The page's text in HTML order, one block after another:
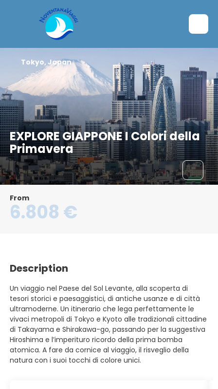
EXPLORE GIAPPONE I Colori della
Primavera
Tokyo, Japan
From
6.808 €
Description
Un viaggio nel Paese del Sol Levante, alla scoperta di
tesori storici e paesaggistici, di antiche usanze e di città
ultramoderne. Un itinerario che lega perfettamente le
vivaci metropoli di Tokyo e Kyoto alle tradizionali cittadine
di Takayama e Shirakawa-go, passando per la suggestiva
Hiroshima e l’imperituro ricordo della prima bomba
atomica. A fare da cornice al viaggio, il risveglio della
natura con i suoi tocchi di colore unici.